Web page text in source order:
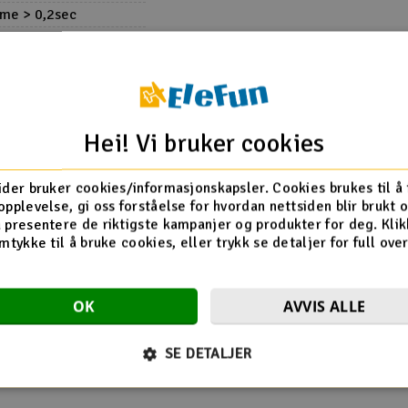
> 0,2sec
Flere så også på
Hei! Vi bruker cookies
bruker cookies/informasjonskapsler. Cookies brukes til å
gi oss forståelse for hvordan nettsiden blir brukt
presentere de riktigste kampanjer og produkter for deg.
til å bruke cookies, eller trykk se detaljer for full
OK AVVIS ALLE
SE DETALJER